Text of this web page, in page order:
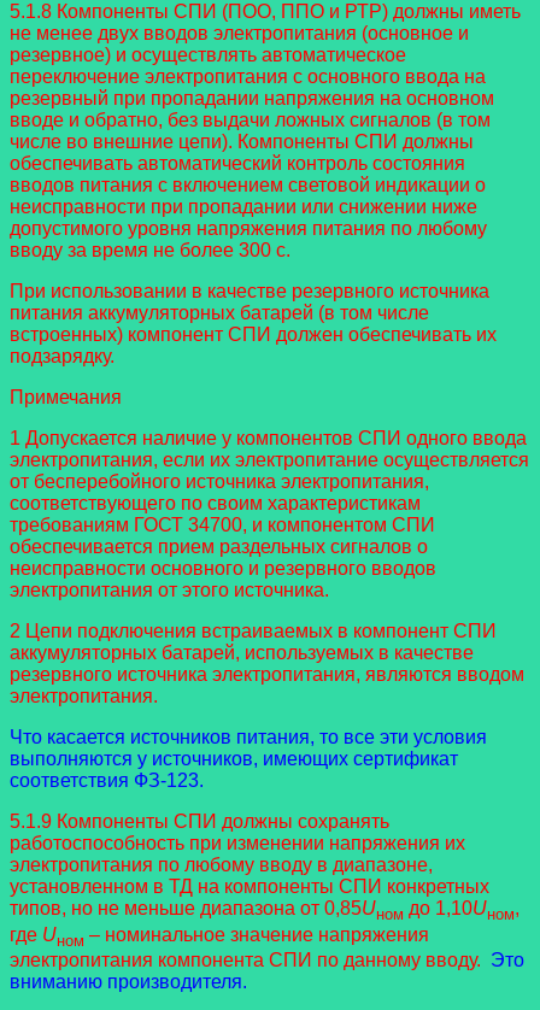
5.1.8 Компоненты СПИ (ПОО, ППО и РТР) должны иметь
не менее двух вводов электропитания (основное и
резервное) и осуществлять автоматическое
переключение электропитания с основного ввода на
резервный при пропадании напряжения на основном
вводе и обратно, без выдачи ложных сигналов (в том
числе во внешние цепи). Компоненты СПИ должны
обеспечивать автоматический контроль состояния
вводов питания с включением световой индикации о
неисправности при пропадании или снижении ниже
допустимого уровня напряжения питания по любому
вводу за время не более 300 с.
При использовании в качестве резервного источника
питания аккумуляторных батарей (в том числе
встроенных) компонент СПИ должен обеспечивать их
подзарядку.
Примечания
1 Допускается наличие у компонентов СПИ одного ввода
электропитания, если их электропитание осуществляется
от бесперебойного источника электропитания,
соответствующего по своим характеристикам
требованиям ГОСТ 34700, и компонентом СПИ
обеспечивается прием раздельных сигналов о
неисправности основного и резервного вводов
электропитания от этого источника.
2 Цепи подключения встраиваемых в компонент СПИ
аккумуляторных батарей, используемых в качестве
резервного источника электропитания, являются вводом
электропитания.
Что касается источников питания, то все эти условия
выполняются у источников, имеющих сертификат
соответствия ФЗ-123.
5.1.9 Компоненты СПИ должны сохранять
работоспособность при изменении напряжения их
электропитания по любому вводу в диапазоне,
установленном в ТД на компоненты СПИ конкретных
типов, но не меньше диапазона от 0,85Uном до 1,10Uном,
где Uном – номинальное значение напряжения
электропитания компонента СПИ по данному вводу. Это
вниманию производителя.